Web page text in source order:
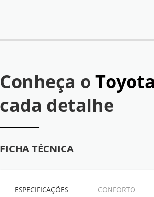
Conheça o
cada detalhe
FICHA TÉCNICA
ESPECIFICAÇÕES CONFORTO